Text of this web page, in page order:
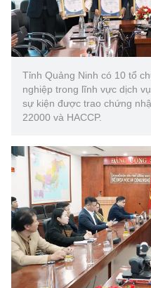
Tỉnh Quảng Ninh có 10 tổ
nghiệp trong lĩnh vực dịch
sự kiện được trao chứng
22000 và HACCP.